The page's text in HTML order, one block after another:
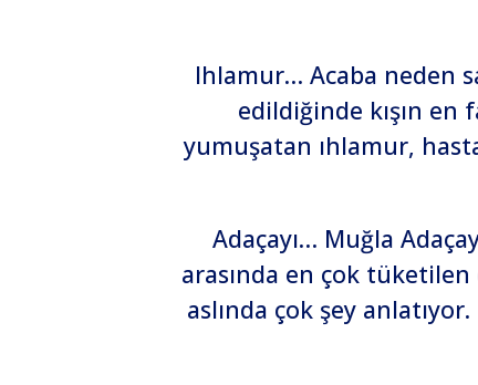
Ihlamur… Acaba neden
edildiğinde kışın
yumuşatan ıhlamur,
Adaçayı… Muğla
arasında en çok
aslında çok şey